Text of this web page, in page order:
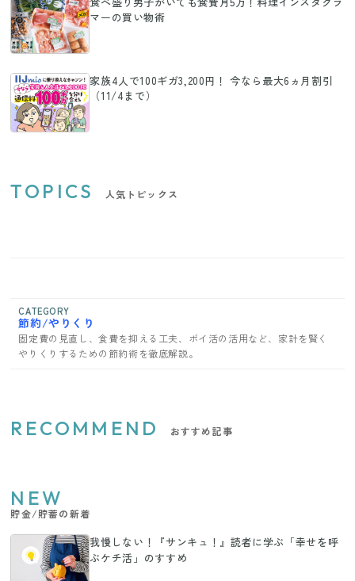
マーの買い物術
家族4人で100ギガ3,200円！ 今なら最大6ヵ月割引
（11/4まで）
TOPICS 人気トピックス
CATEGORY
節約/やりくり
固定費の見直し、食費を抑える工夫、ポイ活の活用など、家計を賢く
やりくりするための節約術を徹底解説。
RECOMMEND おすすめ記事
NEW
貯金/貯蓄の新着
我慢しない！『サンキュ！』読者に学ぶ「幸せを呼
ぶケチ活」のすすめ